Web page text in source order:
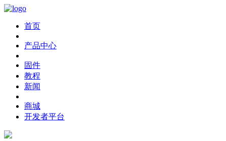
首页
产品中心
固件
教程
新闻
商城
开发者平台